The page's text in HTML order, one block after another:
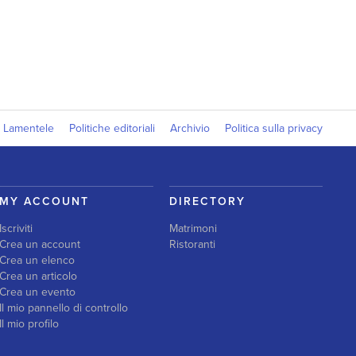
Lamentele Politiche editoriali Archivio Politica sulla privacy
MY ACCOUNT
Iscriviti
Crea un account
Crea un elenco
Crea un articolo
Crea un evento
Il mio pannello di controllo
Il mio profilo
DIRECTORY
Matrimoni
Ristoranti